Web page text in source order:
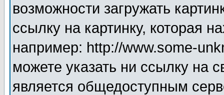
возможности загружать
ссылку на картинку, которая
например: http://www.some-
можете указать ни ссылку на
является общедоступным